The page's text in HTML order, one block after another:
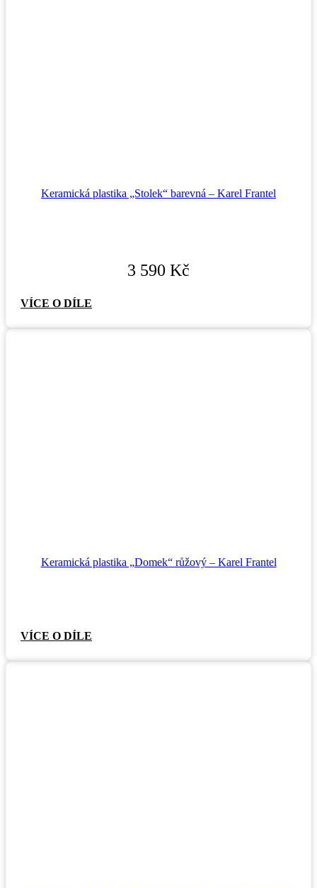
Keramická plastika „Stolek“ barevná – Karel Frantel
3 590 Kč
VÍCE O DÍLE
Keramická plastika „Domek“ růžový – Karel Frantel
VÍCE O DÍLE